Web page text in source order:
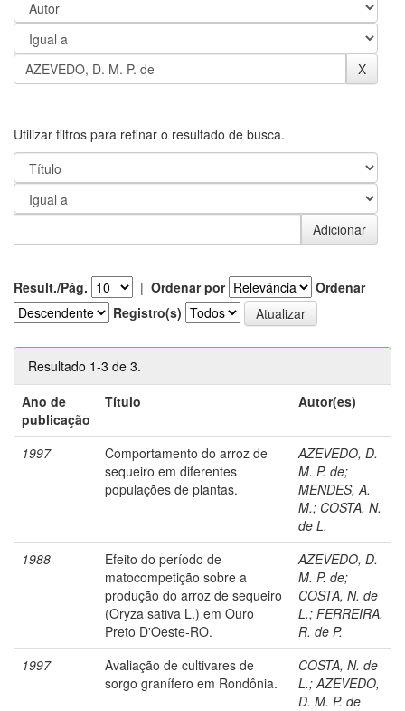
Utilizar filtros para refinar o resultado de busca.
Result./Pág. | Ordenar por
Ordenar
Registro(s)
Resultado 1-3 de 3.
Ano de
publicação
Título Autor(es)
1997
Comportamento do arroz de
sequeiro em diferentes
populações de plantas.
AZEVEDO, D.
M. P. de;
MENDES, A.
M.; COSTA, N.
de L.
1988
Efeito do período de
matocompetição sobre a
produção do arroz de sequeiro
(Oryza sativa L.) em Ouro
Preto D'Oeste-RO.
AZEVEDO, D.
M. P. de;
COSTA, N. de
L.; FERREIRA,
R. de P.
1997
Avaliação de cultivares de
sorgo granífero em Rondônia.
COSTA, N. de
L.; AZEVEDO,
D. M. P. de